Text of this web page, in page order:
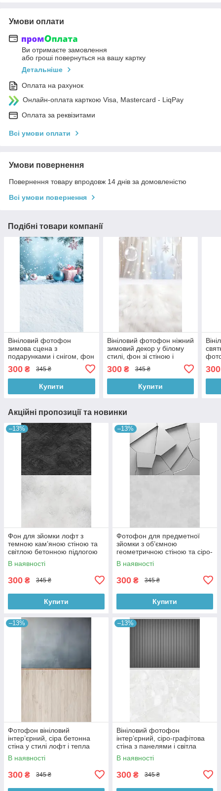
Умови оплати
Ви отримаєте замовлення
або гроші повернуться на вашу картку
Детальніше
Оплата на рахунок
Онлайн-оплата карткою Visa, Mastercard - LiqPay
Оплата за реквізитами
Всі умови оплати
Умови повернення
Повернення товару впродовж 14 днів за домовленістю
Всі умови повернення
Подібні товари компанії
Вініловий фотофон
зимова сцена з
подарунками і снігом, фон
зі стіною і білою підлогою
60×90 см, №57526
300 ₴ 345 ₴
Купити
Вініловий фотофон ніжний
зимовий декор у білому
стилі, фон зі стіною і
підлогою 60×90 см,
№57530
300₴ 345 ₴
Купити
300
Акційні пропозиції та новинки
–13%
Фон для зйомки лофт з
темною кам’яною стіною та
світлою бетонною підлогою
60×90 см, №57331
В наявності
300 ₴ 345 ₴
Купити
–13%
Фотофон для предметної
зйомки з об’ємною
геометричною стіною та сіро-
бетонною підлогою 60×90
см, №57397
В наявності
300 ₴ 345 ₴
Купити
–13%
Фотофон вініловий
інтер’єрний, сіра бетонна
стіна у стилі лофт і тепла
дерев’яна підлога 60×90 см,
№57097
В наявності
300 ₴ 345 ₴
–13%
Вініловий фотофон
інтер’єрний, сіро-графітова
стіна з панелями і світла
мармурова підлога 60×90 см,
№57101
В наявності
300 ₴ 345 ₴